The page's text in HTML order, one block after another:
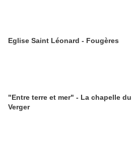
Eglise Saint Léonard - Fougères
"Entre terre et mer" - La chapelle du
Verger